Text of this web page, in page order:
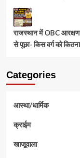
राजस्थान में OBC आरक्षण
से पूछा- किस वर्ग को
Categories
आस्था/धार्मिक
क्राईम
खाजूवाला